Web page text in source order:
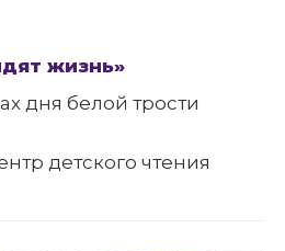
жизнь»
дня белой трости
детского чтения